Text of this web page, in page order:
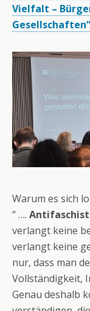
Vielfalt –
Gesellschaften“
Warum es sich
“ ….
verlangt keine
verlangt keine
nur, dass man
Vollständigkeit,
Genau deshalb